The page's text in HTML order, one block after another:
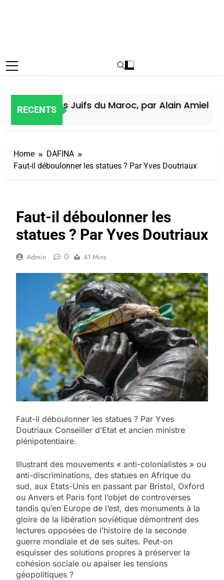
RECENTS
des Juifs du Maroc, par Alain Amiel
Home
DAFINA
Faut-il déboulonner les statues ? Par Yves Doutriaux
Faut-il déboulonner les
statues ? Par Yves Doutriaux
Admin 0 41 Mins
Faut-il déboulonner les statues ? Par Yves
Doutriaux Conseiller d’Etat et ancien ministre
plénipotentiaire.
Illustrant des mouvements « anti-colonialistes » ou
anti-discriminations, des statues en Afrique du
sud, aux Etats-Unis en passant par Bristol, Oxford
ou Anvers et Paris font l’objet de controverses
tandis qu’en Europe de l’est, des monuments à la
gloire de la libération soviétique démontrent des
lectures opposées de l’histoire de la seconde
guerre mondiale et de ses suites. Peut-on
esquisser des solutions propres à préserver la
cohésion sociale ou apaiser les tensions
géopolitiques ?